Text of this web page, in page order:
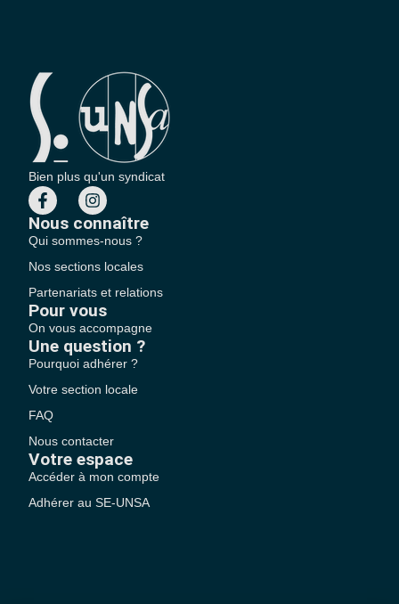
Bien plus qu'un syndicat
Nous connaître
Qui sommes-nous ?
Nos sections locales
Partenariats et relations
Pour vous
On vous accompagne
Une question ?
Pourquoi adhérer ?
Votre section locale
FAQ
Nous contacter
Votre espace
Accéder à mon compte
Adhérer au SE-UNSA